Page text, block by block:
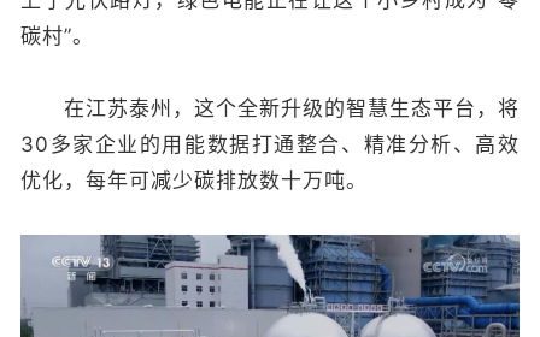
碳村”。
在江苏泰州，这个全新升级的智慧生态平台，将
30多家企业的用能数据打通整合、精准分析、高效
优化，每年可减少碳排放数十万吨。